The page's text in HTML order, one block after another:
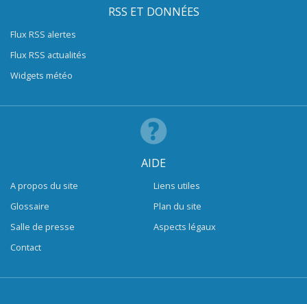
RSS ET DONNÉES
Flux RSS alertes
Flux RSS actualités
Widgets météo
AIDE
A propos du site
Glossaire
Salle de presse
Contact
Liens utiles
Plan du site
Aspects légaux